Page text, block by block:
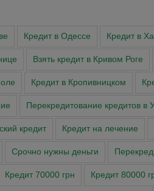
Кредит в Одессе Кредит в
Взять кредит в Кривом Роге
Кредит в Кропивницком
Перекредитование кредитов в
кредит Кредит на лечение
Cрочно нужны деньги
Кредит 70000 грн Кредит 80000